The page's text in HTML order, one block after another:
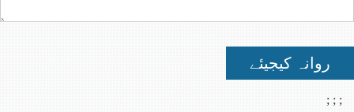
روانہ کیجیئے
;
;
;